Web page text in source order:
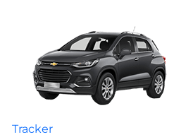
Tracker